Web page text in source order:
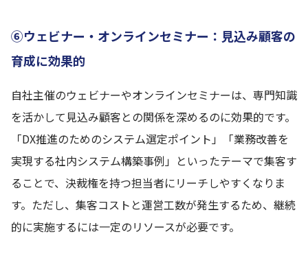
⑥ウェビナー・オンラインセミナー：見込み顧客の
育成に効果的
自社主催のウェビナーやオンラインセミナーは、専門知識
を活かして見込み顧客との関係を深めるのに効果的です。
「DX推進のためのシステム選定ポイント」「業務改善を
実現する社内システム構築事例」といったテーマで集客す
ることで、決裁権を持つ担当者にリーチしやすくなりま
す。ただし、集客コストと運営工数が発生するため、継続
的に実施するには一定のリソースが必要です。